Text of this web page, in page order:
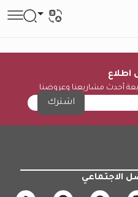
اطلاع
أحدث مشاريعنا وعروضنا
اشترك
الاجتماعي